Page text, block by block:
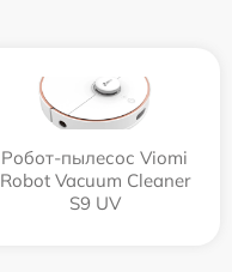
Робот-пылесос Viomi
Robot Vacuum Cleaner
S9 UV